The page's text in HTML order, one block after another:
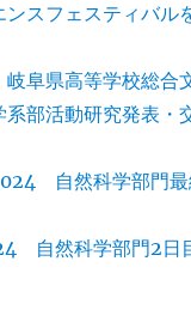
スフェスティバル
阜県高等学校総合
部活動研究発表・
自然科学部門最
自然科学部門2日